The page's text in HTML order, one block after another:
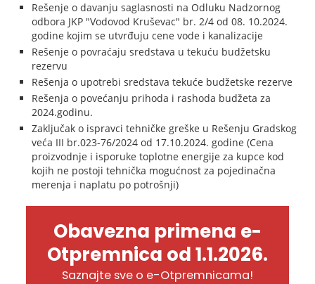
Rešenje o davanju saglasnosti na Odluku Nadzornog
odbora JKP "Vodovod Kruševac" br. 2/4 od 08. 10.2024.
godine kojim se utvrđuju cene vode i kanalizacije
Rešenje o povraćaju sredstava u tekuću budžetsku
rezervu
Rešenja o upotrebi sredstava tekuće budžetske rezerve
Rešenja o povećanju prihoda i rashoda budžeta za
2024.godinu.
Zaključak o ispravci tehničke greške u Rešenju Gradskog
veća III br.023-76/2024 od 17.10.2024. godine (Cena
proizvodnje i isporuke toplotne energije za kupce kod
kojih ne postoji tehnička mogućnost za pojedinačna
merenja i naplatu po potrošnji)
Obavezna primena e-
Otpremnica od 1.1.2026.
Saznajte sve o e-Otpremnicama!